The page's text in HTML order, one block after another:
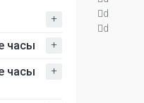
+
часы +
часы
+
d
d